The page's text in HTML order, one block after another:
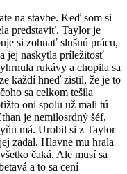
na stavbe. Keď som si
predstaviť. Taylor je
si zohnať slušnú prácu,
jej naskytla príležitosť
rukávy a chopila sa
každí hneď zistil, že je to
sa celkom tešila
oni spolu už mali tú
je nemilosrdný šéf,
má. Urobil si z Taylor
zadal. Hlavne mu hrala
čaká. Ale musí sa
a to sa cení